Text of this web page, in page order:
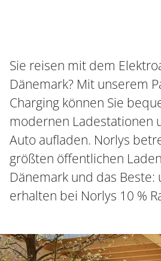
Sie reisen mit dem
Dänemark? Mit unserem
Charging können Sie
modernen Ladestationen
Auto aufladen. Norlys
größten öffentlichen
Dänemark und das Beste:
erhalten bei Norlys 10 %